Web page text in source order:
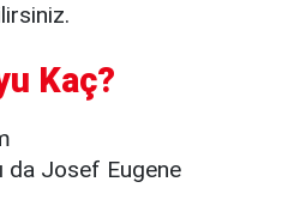
Kaç?
da Josef Eugene